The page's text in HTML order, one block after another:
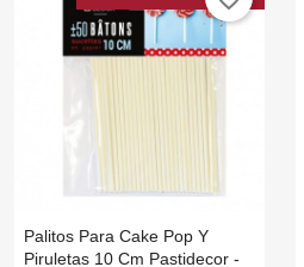
Palitos Para Cake Pop Y
Piruletas 10 Cm Pastidecor -